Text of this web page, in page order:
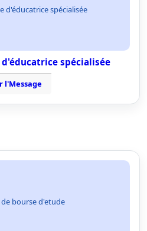
d'éducatrice spécialisée
d'éducatrice spécialisée
l'Message
bourse d'etude